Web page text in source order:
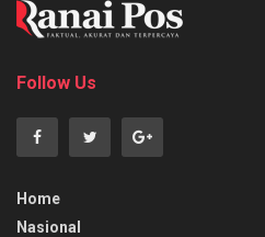
Follow Us
Home
Nasional